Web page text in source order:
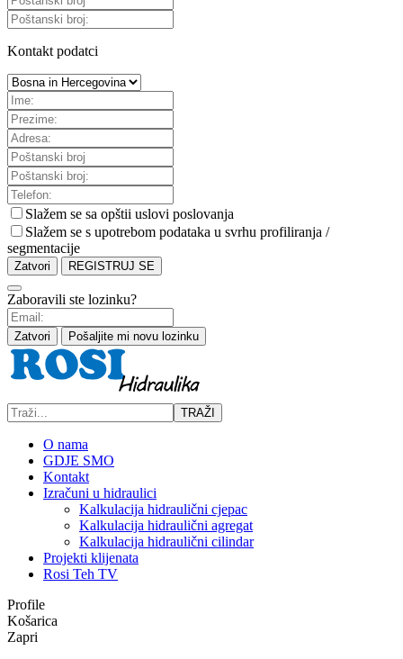
Kontakt podatci
Slažem se sa opštii uslovi poslovanja
Slažem se s upotrebom podataka u svrhu profiliranja /
segmentacije
Zatvori REGISTRUJ SE
Zaboravili ste lozinku?
Zatvori Pošaljite mi novu lozinku
TRAŽI
O nama
GDJE SMO
Kontakt
Izračuni u hidraulici
Kalkulacija hidraulični cjepac
Kalkulacija hidraulični agregat
Kalkulacija hidraulični cilindar
Projekti klijenata
Rosi Teh TV
Profile
Košarica
Zapri